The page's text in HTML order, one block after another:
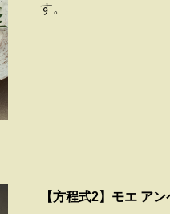
す。
【方程式2】モエ ア